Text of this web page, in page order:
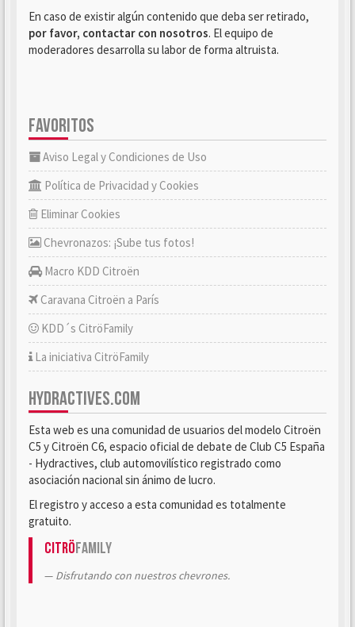
En caso de existir algún contenido que deba ser retirado,
por favor, contactar con nosotros. El equipo de
moderadores desarrolla su labor de forma altruista.
FAVORITOS
Aviso Legal y Condiciones de Uso
Política de Privacidad y Cookies
Eliminar Cookies
Chevronazos: ¡Sube tus fotos!
Macro KDD Citroën
Caravana Citroën a París
KDD´s CitröFamily
La iniciativa CitröFamily
HYDRACTIVES.COM
Esta web es una comunidad de usuarios del modelo Citroën
C5 y Citroën C6, espacio oficial de debate de Club C5 España
- Hydractives, club automovilístico registrado como
asociación nacional sin ánimo de lucro.
El registro y acceso a esta comunidad es totalmente
gratuito.
CitröFamily
Disfrutando con nuestros chevrones.